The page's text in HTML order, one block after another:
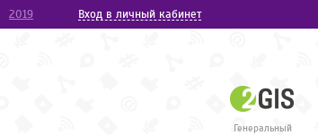
Вход в личный кабинет
2019
Генеральный